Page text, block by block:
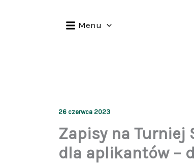
Menu
26 czerwca 2023
Zapisy na Turniej
dla aplikantów –